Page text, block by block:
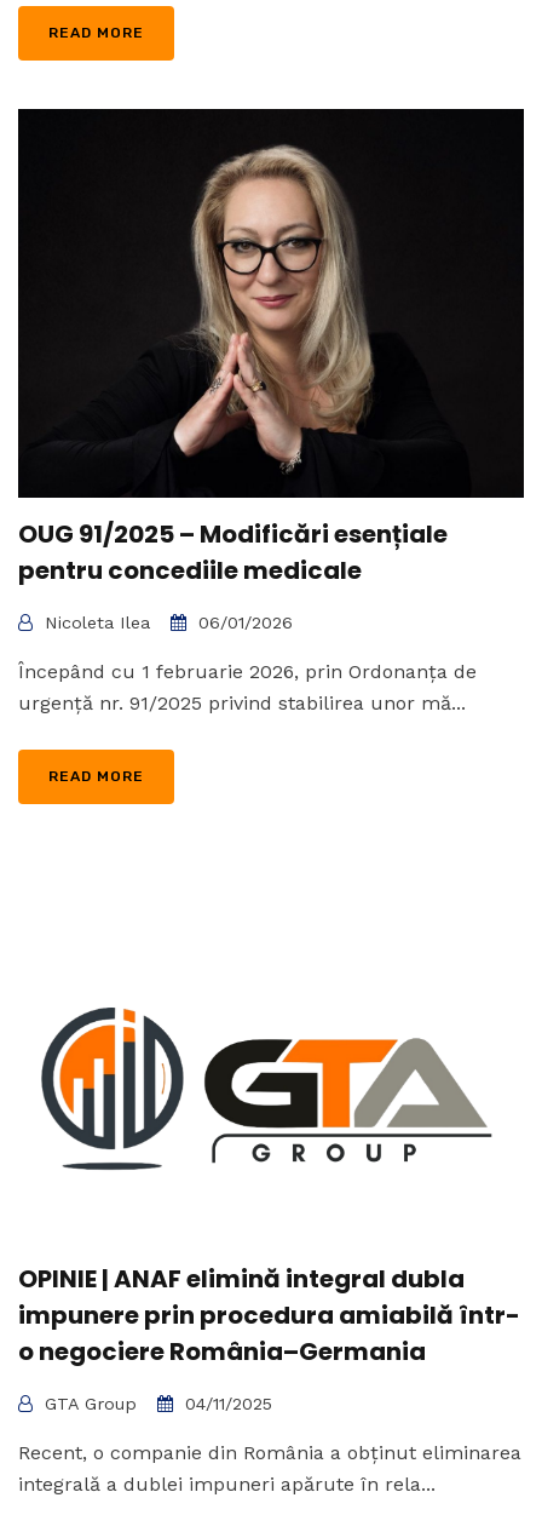
READ MORE
OUG 91/2025 – Modificări esențiale
pentru concediile medicale
Nicoleta Ilea 06/01/2026
Începând cu 1 februarie 2026, prin Ordonanța de
urgență nr. 91/2025 privind stabilirea unor mă...
READ MORE
OPINIE | ANAF elimină integral dubla
impunere prin procedura amiabilă într-
o negociere România–Germania
GTA Group 04/11/2025
Recent, o companie din România a obținut eliminarea
integrală a dublei impuneri apărute în rela...